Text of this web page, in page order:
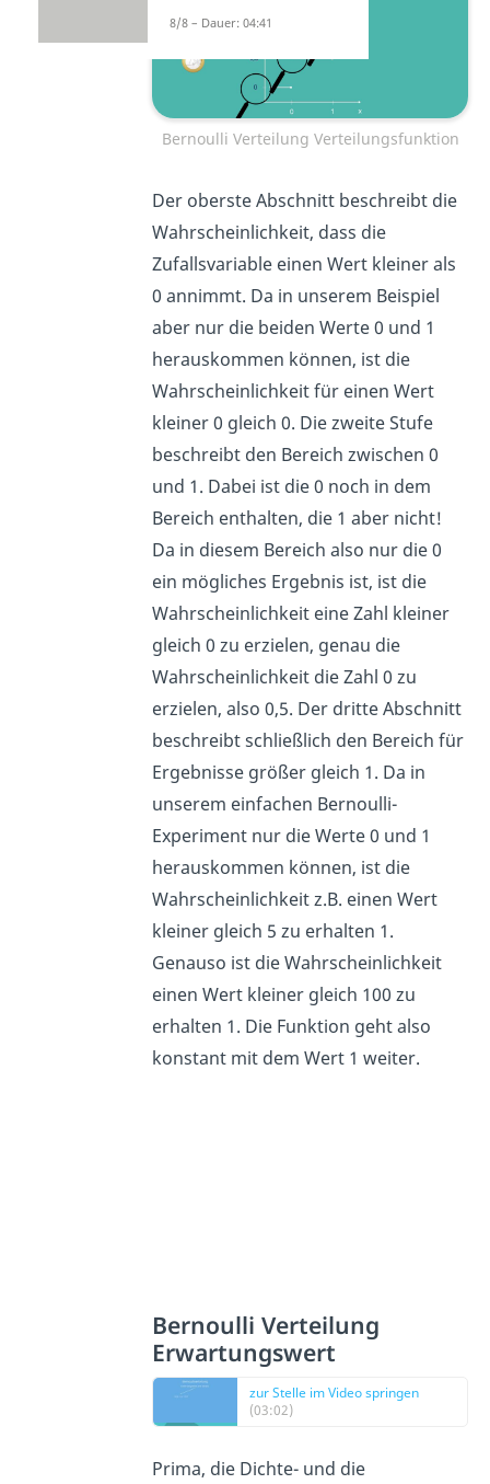
Bernoulli Verteilung Verteilungsfunktion
Der oberste Abschnitt beschreibt die
Wahrscheinlichkeit, dass die
Zufallsvariable einen Wert kleiner als
0 annimmt. Da in unserem Beispiel
aber nur die beiden Werte 0 und 1
herauskommen können, ist die
Wahrscheinlichkeit für einen Wert
kleiner 0 gleich 0. Die zweite Stufe
beschreibt den Bereich zwischen 0
und 1. Dabei ist die 0 noch in dem
Bereich enthalten, die 1 aber nicht!
Da in diesem Bereich also nur die 0
ein mögliches Ergebnis ist, ist die
Wahrscheinlichkeit eine Zahl kleiner
gleich 0 zu erzielen, genau die
Wahrscheinlichkeit die Zahl 0 zu
erzielen, also 0,5. Der dritte Abschnitt
beschreibt schließlich den Bereich für
Ergebnisse größer gleich 1. Da in
unserem einfachen Bernoulli-
Experiment nur die Werte 0 und 1
herauskommen können, ist die
Wahrscheinlichkeit z.B. einen Wert
kleiner gleich 5 zu erhalten 1.
Genauso ist die Wahrscheinlichkeit
einen Wert kleiner gleich 100 zu
erhalten 1. Die Funktion geht also
konstant mit dem Wert 1 weiter.
Bernoulli Verteilung
Erwartungswert
zur Stelle im Video springen
(03:02)
Prima, die Dichte- und die
8/8 – Dauer: 04:41